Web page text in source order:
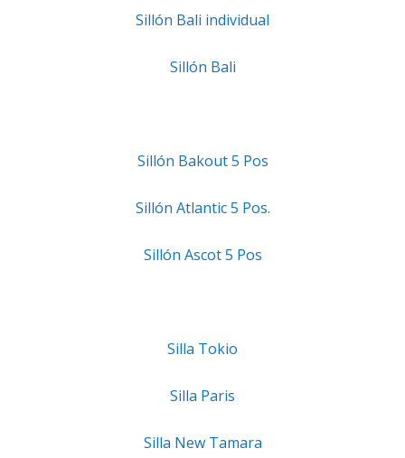
Sillón Bali individual
Sillón Bali
Sillón Bakout 5 Pos
Sillón Atlantic 5 Pos.
Sillón Ascot 5 Pos
Silla Tokio
Silla Paris
Silla New Tamara